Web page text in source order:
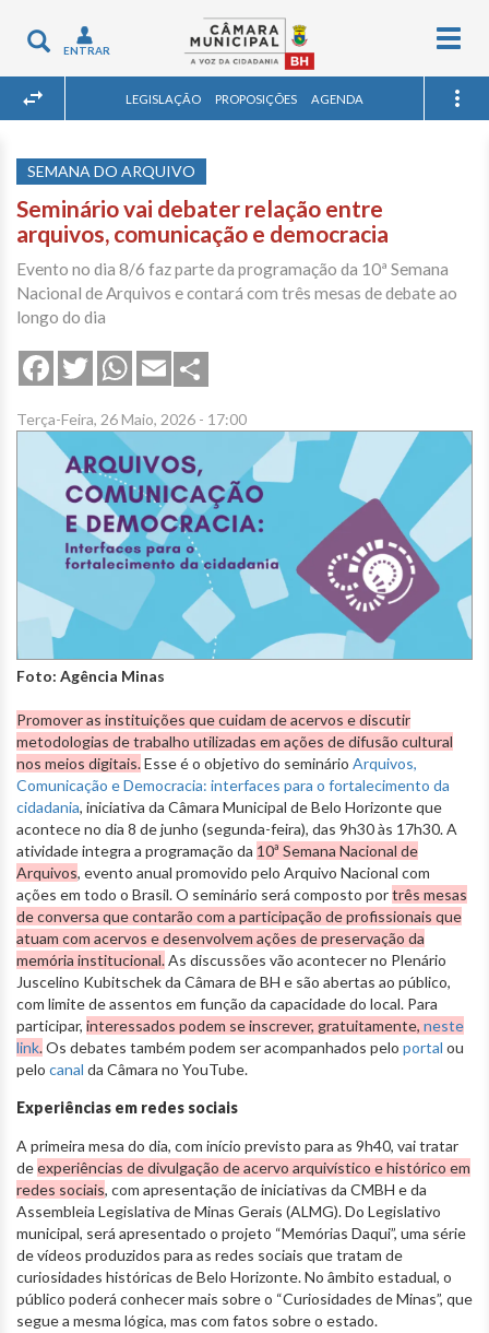
Toggle
navigation
ENTRAR
LEGISLAÇÃO PROPOSIÇÕES AGENDA
SEMANA DO ARQUIVO
Seminário vai debater relação entre
arquivos, comunicação e democracia
Evento no dia 8/6 faz parte da programação da 10ª Semana
Nacional de Arquivos e contará com três mesas de debate ao
longo do dia
FacebookTwitterWhatsApp
Email
Terça-Feira, 26 Maio, 2026 - 17:00
Foto: Agência Minas
Promover as instituições que cuidam de acervos e discutir
metodologias de trabalho utilizadas em ações de difusão cultural
nos meios digitais.Esse é o objetivo do seminário Arquivos,
Comunicação e Democracia: interfaces para o fortalecimento da
cidadania, iniciativa da Câmara Municipal de Belo Horizonte que
acontece no dia 8 de junho (segunda-feira), das 9h30 às 17h30. A
atividade integra a programação da 10ª Semana Nacional de
Arquivos, evento anual promovido pelo Arquivo Nacional com
ações em todo o Brasil. O seminário será composto portrês mesas
de conversa que contarão com a participação de profissionais que
atuam com acervos e desenvolvem ações de preservação da
memória institucional.As discussões vão acontecer no Plenário
Juscelino Kubitschek da Câmara de BH e são abertas ao público,
com limite de assentos em função da capacidade do local. Para
participar, interessados podem se inscrever, gratuitamente, neste
link.Os debates também podem ser acompanhados pelo portal ou
pelo canal da Câmara no YouTube.
Experiências em redes sociais
A primeira mesa do dia, com início previsto para as 9h40, vai tratar
deexperiências de divulgação de acervo arquivístico e histórico em
redes sociais, com apresentação de iniciativas da CMBH e da
Assembleia Legislativa de Minas Gerais (ALMG). Do Legislativo
municipal, será apresentado o projeto “Memórias Daqui”, uma série
de vídeos produzidos para as redes sociais que tratam de
curiosidades históricas de Belo Horizonte. No âmbito estadual, o
público poderá conhecer mais sobre o “Curiosidades de Minas”, que
segue a mesma lógica, mas com fatos sobre o estado.